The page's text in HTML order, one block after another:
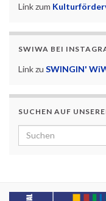
Link zum
SWIWA BEI
Link zu SWINGIN'
SUCHEN AUF
Search for: